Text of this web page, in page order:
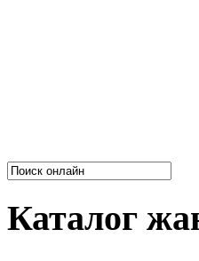
Каталог